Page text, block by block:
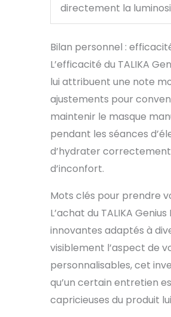
directement la
Bilan personnel :
L’efficacité du TALIKA
lui attribuent une note
ajustements pour
maintenir le masque
pendant les séances
d’hydrater correctement
d’inconfort.
Mots clés pour prendre
L’achat du TALIKA
innovantes adaptés à
visiblement l’aspect de
personnalisables, cet
qu’un certain entretien
capricieuses du produit